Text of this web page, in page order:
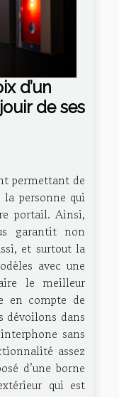
d’un
de ses
permettant de
la personne qui
portail. Ainsi,
garantit non
et surtout la
avec une
le meilleur
en compte de
dévoilons dans
sans
assez
d’une borne
qui est